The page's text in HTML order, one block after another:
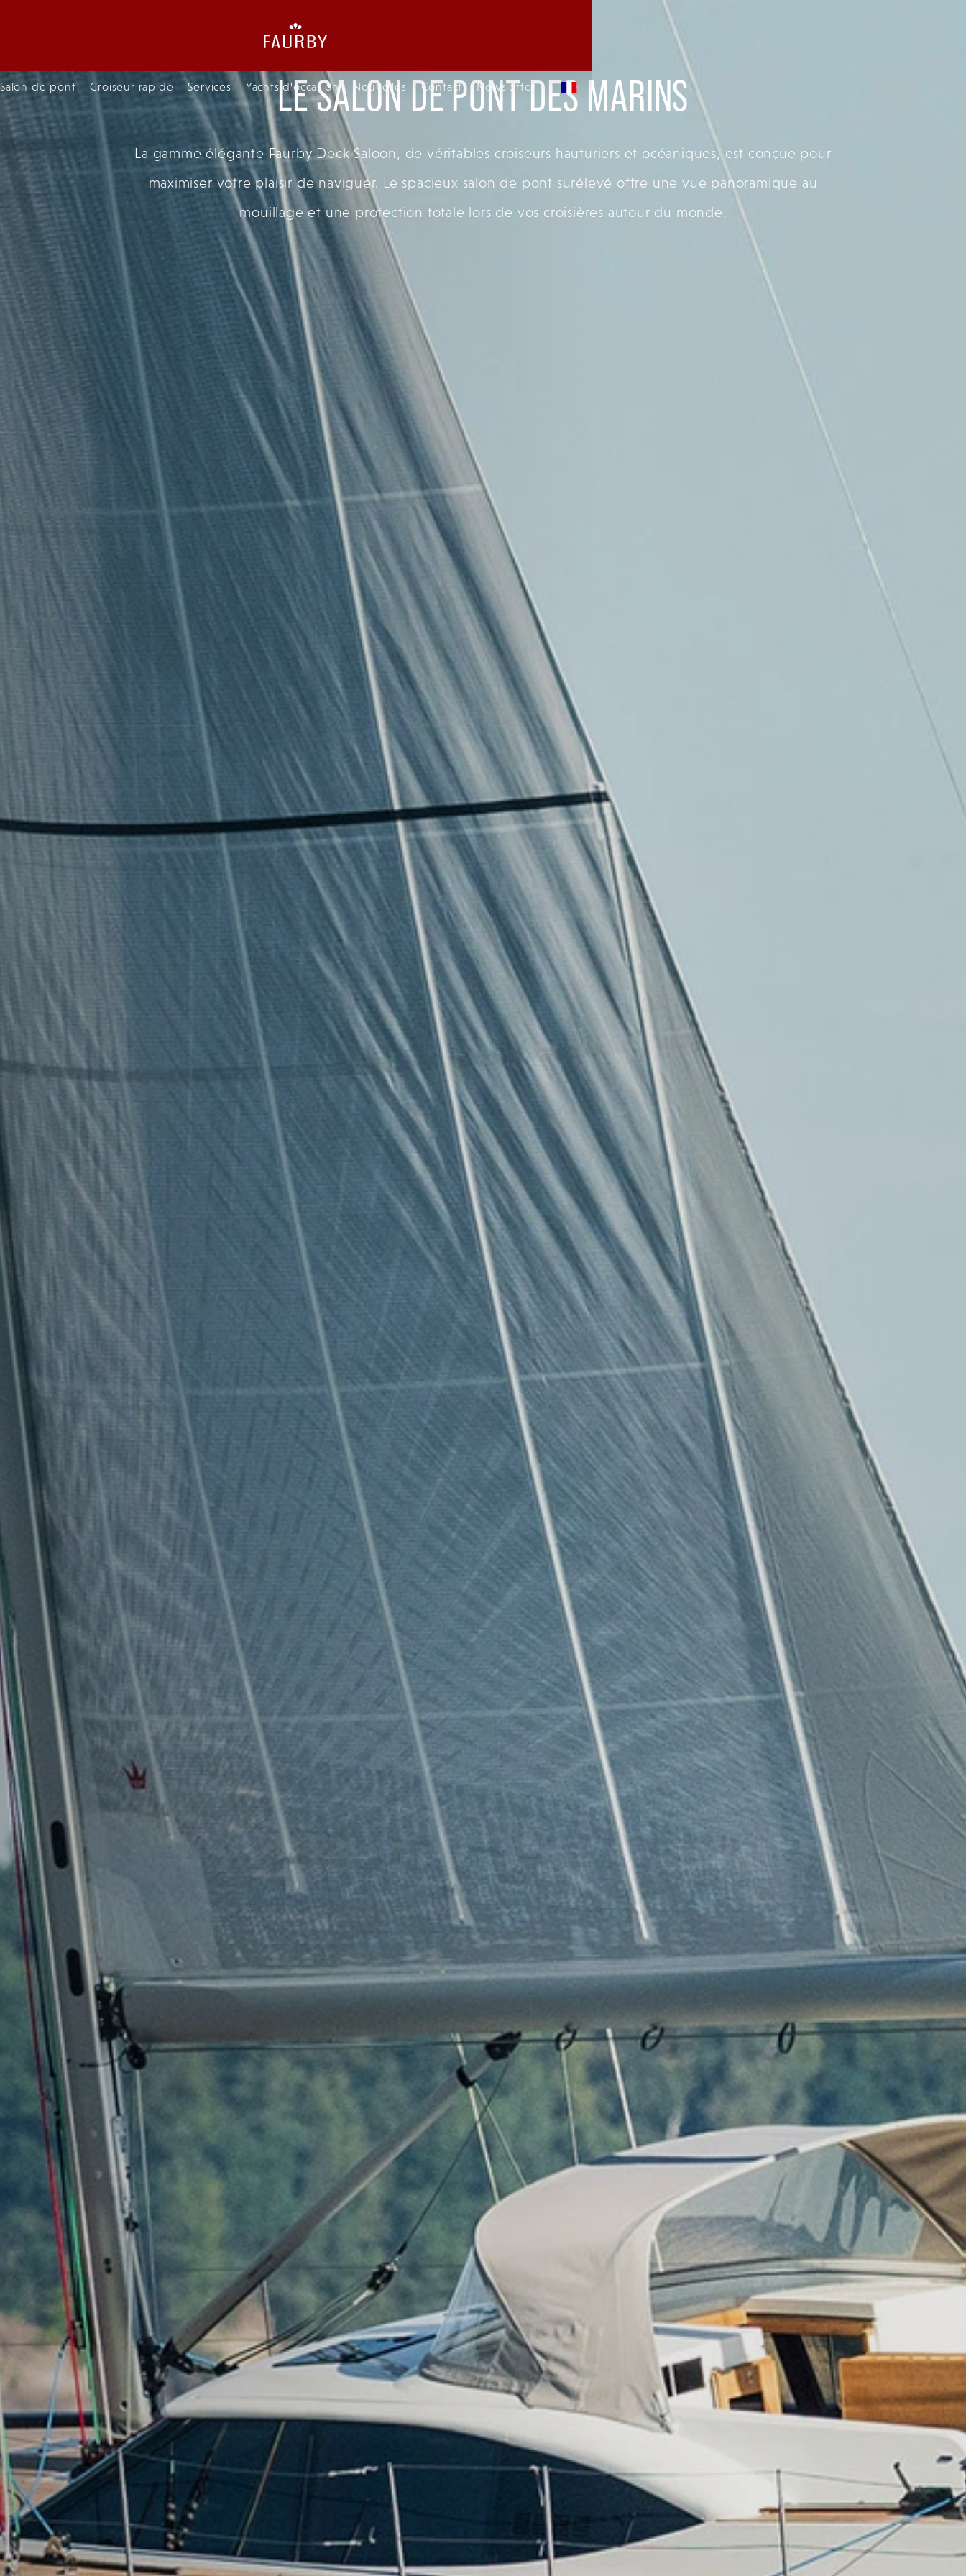
Salon de pont Croiseur rapide Services Yachts d'occasion Nouvelles Contact Newsletter
LE SALON DE PONT DES MARINS
La gamme élégante Faurby Deck Saloon, de véritables croiseurs hauturiers et océaniques, est conçue pour
maximiser votre plaisir de naviguer. Le spacieux salon de pont surélevé offre une vue panoramique au
mouillage et une protection totale lors de vos croisières autour du monde.